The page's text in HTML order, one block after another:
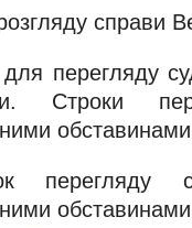
справи
для перегляду
Строки
перегляду